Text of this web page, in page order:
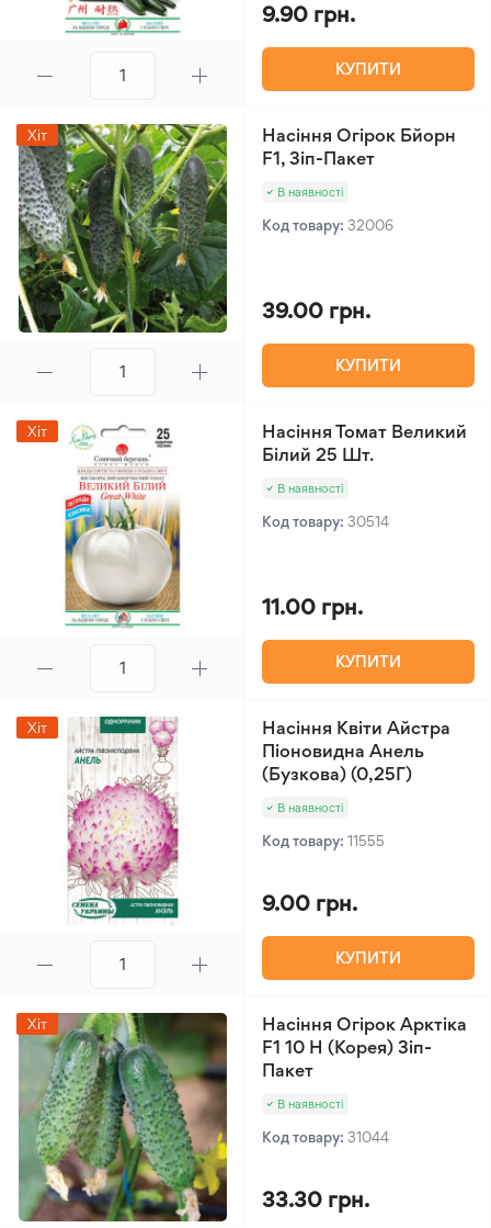
9.90 грн.
КУПИТИ
Хіт
Насіння Огірок Бйорн
F1, Зіп-Пакет
В наявності
Код товару: 32006
39.00 грн.
КУПИТИ
Хіт
Насіння Томат Великий
Білий 25 Шт.
В наявності
Код товару: 30514
11.00 грн.
КУПИТИ
Хіт
Насіння Квіти Айстра
Піоновидна Анель
(Бузкова) (0,25Г)
В наявності
Код товару: 11555
9.00 грн.
КУПИТИ
Хіт
Насіння Огірок Арктіка
F1 10 Н (Корея) Зіп-
Пакет
В наявності
Код товару: 31044
33.30 грн.